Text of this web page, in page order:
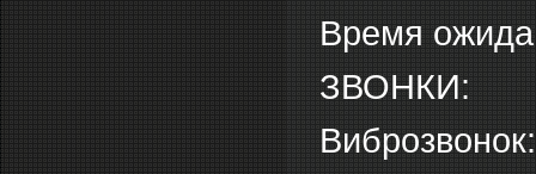
Время
ЗВОНКИ: